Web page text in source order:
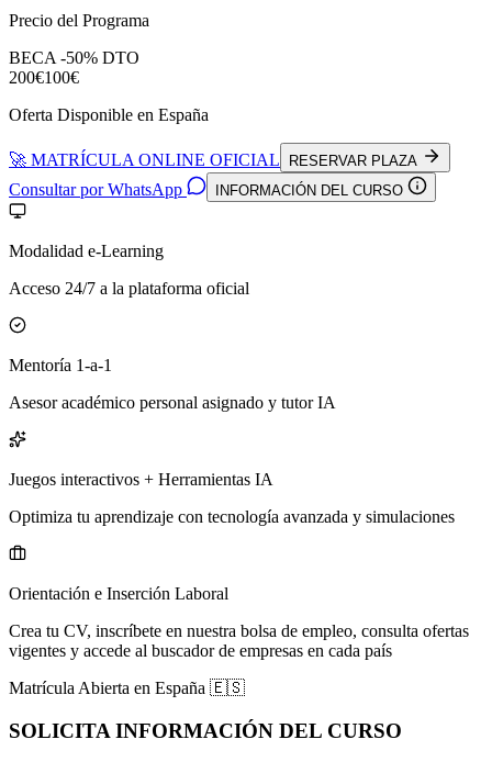
Precio del Programa
BECA -50% DTO
200€100€
Oferta Disponible en España
🚀 MATRÍCULA ONLINE OFICIAL RESERVAR PLAZA
Consultar por WhatsApp INFORMACIÓN DEL CURSO
Modalidad e-Learning
Acceso 24/7 a la plataforma oficial
Mentoría 1-a-1
Asesor académico personal asignado y tutor IA
Juegos interactivos + Herramientas IA
Optimiza tu aprendizaje con tecnología avanzada y simulaciones
Orientación e Inserción Laboral
Crea tu CV, inscríbete en nuestra bolsa de empleo, consulta ofertas
vigentes y accede al buscador de empresas en cada país
Matrícula Abierta en España 🇪🇸
SOLICITA INFORMACIÓN DEL CURSO